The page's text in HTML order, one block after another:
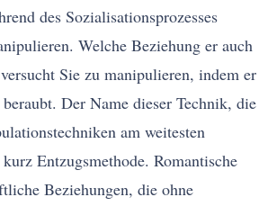
des Sozialisationsprozesses
Welche Beziehung er auch
Sie zu manipulieren, indem er
Der Name dieser Technik, die
am weitesten
Entzugsmethode. Romantische
Beziehungen, die ohne